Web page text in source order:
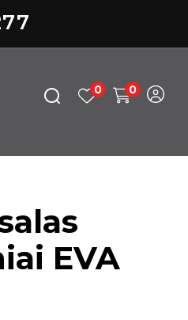
0 0
EVA